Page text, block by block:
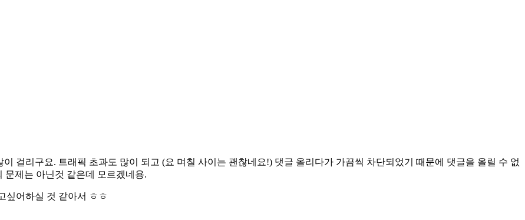
걸리구요. 트래픽 초과도 많이 되고 (요 며칠 사이는 괜찮네요!) 댓글 올리다가 가끔씩 차단되었기 때문에 댓글을 올릴 수 없
문제는 아닌것 같은데 모르겠네용.
싶어하실 것 같아서 ㅎㅎ